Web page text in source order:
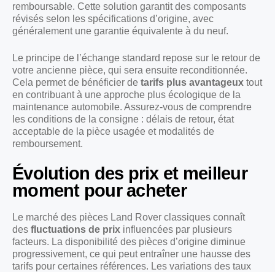
remboursable. Cette solution garantit des composants
révisés selon les spécifications d’origine, avec
généralement une garantie équivalente à du neuf.
Le principe de l’échange standard repose sur le retour de
votre ancienne pièce, qui sera ensuite reconditionnée.
Cela permet de bénéficier de tarifs plus avantageux tout
en contribuant à une approche plus écologique de la
maintenance automobile. Assurez-vous de comprendre
les conditions de la consigne : délais de retour, état
acceptable de la pièce usagée et modalités de
remboursement.
Évolution des prix et meilleur
moment pour acheter
Le marché des pièces Land Rover classiques connaît
des fluctuations de prix influencées par plusieurs
facteurs. La disponibilité des pièces d’origine diminue
progressivement, ce qui peut entraîner une hausse des
tarifs pour certaines références. Les variations des taux